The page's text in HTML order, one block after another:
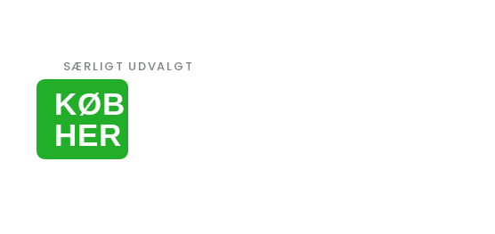
SÆRLIGT UDVALGT
KØB
HER